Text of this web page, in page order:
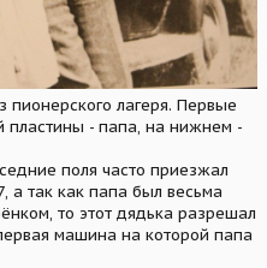
лагеря. Первые
пластины - папа, на нижнем -
поля часто приезжал
а так как папа был весьма
то этот дядька разрешал
машина на которой папа